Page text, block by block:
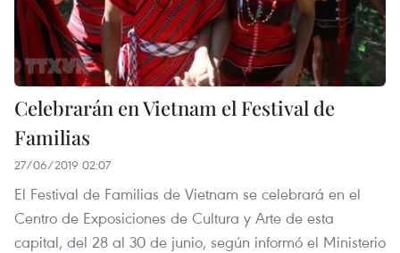
Celebrarán en Vietnam el Festival de
Familias
27/06/2019 02:07
El Festival de Familias de Vietnam se celebrará en el
Centro de Exposiciones de Cultura y Arte de esta
capital, del 28 al 30 de junio, según informó el Ministerio